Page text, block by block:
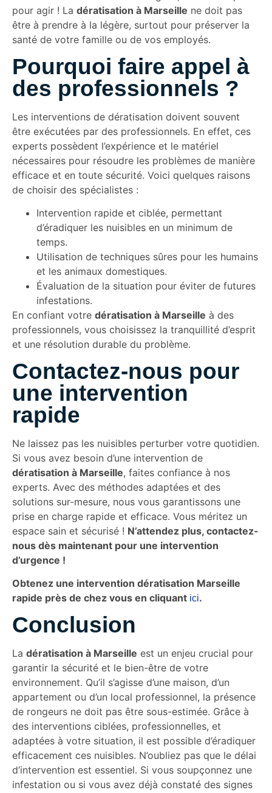
pour agir ! La dératisation à Marseille ne doit pas
être à prendre à la légère, surtout pour préserver la
santé de votre famille ou de vos employés.
Pourquoi faire appel à
des professionnels ?
Les interventions de dératisation doivent souvent
être exécutées par des professionnels. En effet, ces
experts possèdent l’expérience et le matériel
nécessaires pour résoudre les problèmes de manière
efficace et en toute sécurité. Voici quelques raisons
de choisir des spécialistes :
Intervention rapide et ciblée, permettant
d’éradiquer les nuisibles en un minimum de
temps.
Utilisation de techniques sûres pour les humains
et les animaux domestiques.
Évaluation de la situation pour éviter de futures
infestations.
En confiant votre dératisation à Marseille à des
professionnels, vous choisissez la tranquillité d’esprit
et une résolution durable du problème.
Contactez-nous pour
une intervention
rapide
Ne laissez pas les nuisibles perturber votre quotidien.
Si vous avez besoin d’une intervention de
dératisation à Marseille, faites confiance à nos
experts. Avec des méthodes adaptées et des
solutions sur-mesure, nous vous garantissons une
prise en charge rapide et efficace. Vous méritez un
espace sain et sécurisé ! N’attendez plus, contactez-
nous dès maintenant pour une intervention
d’urgence !
Obtenez une intervention dératisation Marseille
rapide près de chez vous en cliquant ici.
Conclusion
La dératisation à Marseille est un enjeu crucial pour
garantir la sécurité et le bien-être de votre
environnement. Qu’il s’agisse d’une maison, d’un
appartement ou d’un local professionnel, la présence
de rongeurs ne doit pas être sous-estimée. Grâce à
des interventions ciblées, professionnelles, et
adaptées à votre situation, il est possible d’éradiquer
efficacement ces nuisibles. N’oubliez pas que le délai
d’intervention est essentiel. Si vous soupçonnez une
infestation ou si vous avez déjà constaté des signes